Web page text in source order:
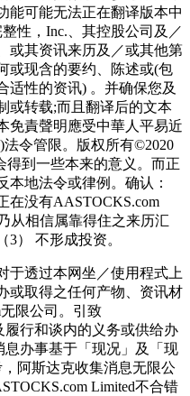
能可能无法正在翻译版本中
性，Inc.、其控股公司及／
或其资讯来历及／或其他第
或现含的要约、陈述或(包
适性的资讯) 。并确保您及
或转载;而且翻译后的文本
免責聲明應受中華人平易近
令管限。版权所有©2020
得到一些本来的意义。而正
本地法令或律例。确认：
在没有AASTOCKS.com
从相信属靠得住之来历汇
） 不形成投资。
透过本网坐／使用程式上
或取得之任何产物、资讯材
限公司。引致
履行和谈内的义务或供给办
息办事基于「现况」及「现
阿斯达克收集消息无限公
Limited不合错